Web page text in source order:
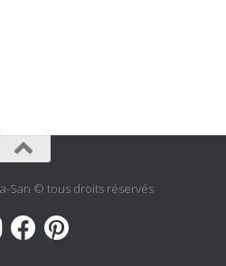
San © tous droits réservés